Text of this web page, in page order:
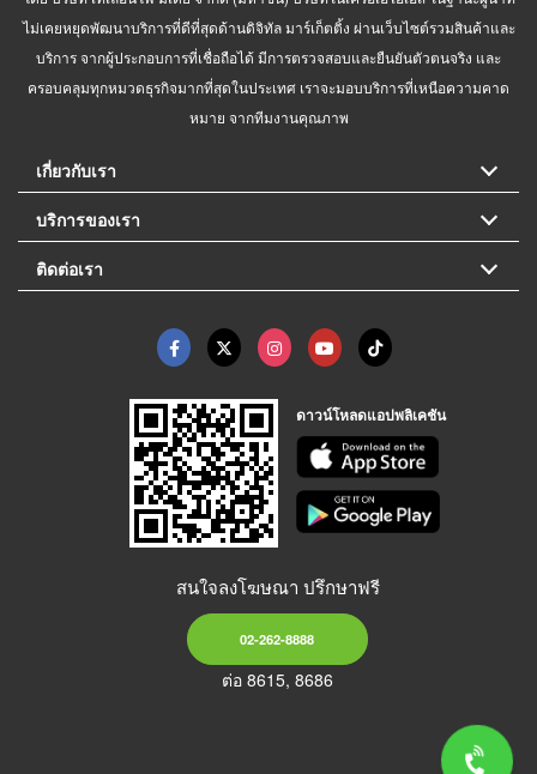
ไม่เคยหยุดพัฒนาบริการที่ดีที่สุดด้านดิจิทัล มาร์เก็ตติ้ง ผ่านเว็บไซต์รวมสินค้าและ
บริการ จากผู้ประกอบการที่เชื่อถือได้ มีการตรวจสอบและยืนยันตัวตนจริง และ
ครอบคลุมทุกหมวดธุรกิจมากที่สุดในประเทศ เราจะมอบบริการที่เหนือความคาด
หมาย จากทีมงานคุณภาพ
เกี่ยวกับเรา
บริการของเรา
ติดต่อเรา
ดาวน์โหลดแอปพลิเคชัน
สนใจลงโฆษณา ปรึกษาฟรี
02-262-8888
ต่อ 8615, 8686